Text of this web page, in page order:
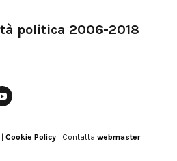
politica 2006-2018
Cookie Policy | Contatta webmaster